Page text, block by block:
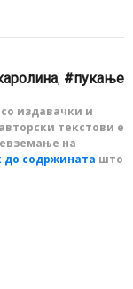
, пукање
издавачки и
текстови е
на
до содржината што